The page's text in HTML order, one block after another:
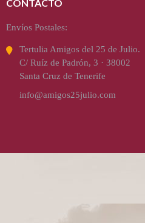
CONTACTO
Envíos Postales:
Tertulia Amigos del 25 de Julio.
C/ Ruíz de Padrón, 3 · 38002
Santa Cruz de Tenerife
info@amigos25julio.com